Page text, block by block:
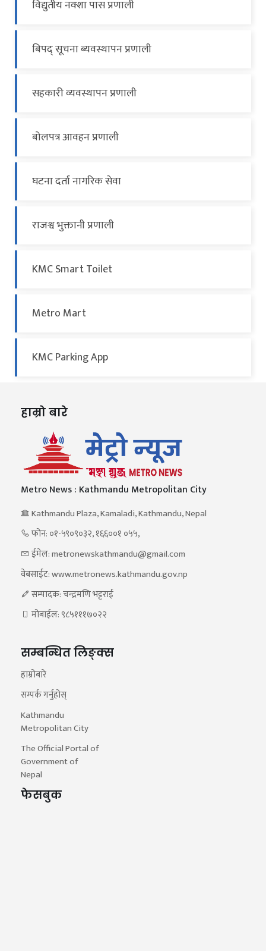
विद्युतीय नक्शा पास प्रणाली
बिपद् सूचना ब्यवस्थापन प्रणाली
सहकारी व्यवस्थापन प्रणाली
बोलपत्र आवहन प्रणाली
घटना दर्ता नागरिक सेवा
राजश्व भुक्तानी प्रणाली
KMC Smart Toilet
Metro Mart
KMC Parking App
हाम्रो बारे
Metro News : Kathmandu Metropolitan City
Kathmandu Plaza, Kamaladi, Kathmandu, Nepal
फोन: ०१-५९०९०३२, १६६००१ ०५५,
ईमेल: metronewskathmandu@gmail.com
वेबसाईट: www.metronews.kathmandu.gov.np
सम्पादक: चन्द्रमणि भट्टराई
मोबाईल: ९८५१११७०२२
सम्बन्धित लिङ्क्स
हाम्रोबारे
सम्पर्क गर्नुहोस्
Kathmandu
Metropolitan City
The Official Portal of
Government of
Nepal
फेसबुक